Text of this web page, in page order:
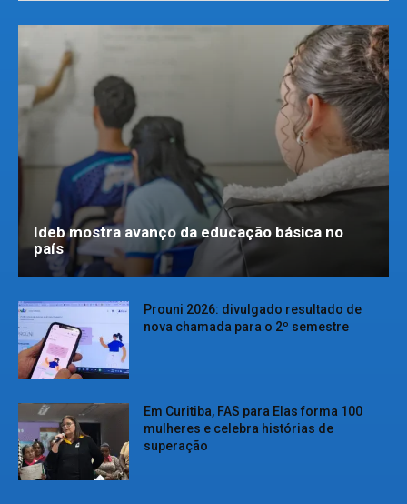
Ideb mostra avanço da educação básica no
país
Prouni 2026: divulgado resultado de
nova chamada para o 2º semestre
Em Curitiba, FAS para Elas forma 100
mulheres e celebra histórias de
superação